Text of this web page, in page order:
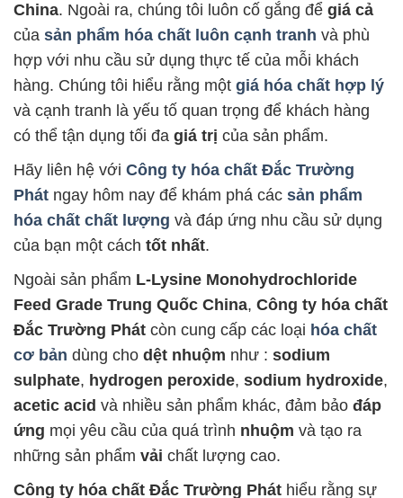
China. Ngoài ra, chúng tôi luôn cố gắng để giá cả
của sản phẩm hóa chất luôn cạnh tranh và phù
hợp với nhu cầu sử dụng thực tế của mỗi khách
hàng. Chúng tôi hiểu rằng một giá hóa chất hợp lý
và cạnh tranh là yếu tố quan trọng để khách hàng
có thể tận dụng tối đa giá trị của sản phẩm.
Hãy liên hệ với Công ty hóa chất Đắc Trường
Phát ngay hôm nay để khám phá các sản phẩm
hóa chất chất lượng và đáp ứng nhu cầu sử dụng
của bạn một cách tốt nhất.
Ngoài sản phẩm L-Lysine Monohydrochloride
Feed Grade Trung Quốc China, Công ty hóa chất
Đắc Trường Phát còn cung cấp các loại hóa chất
cơ bản dùng cho dệt nhuộm như : sodium
sulphate, hydrogen peroxide, sodium hydroxide,
acetic acid và nhiều sản phẩm khác, đảm bảo đáp
ứng mọi yêu cầu của quá trình nhuộm và tạo ra
những sản phẩm vải chất lượng cao.
Công ty hóa chất Đắc Trường Phát hiểu rằng sự